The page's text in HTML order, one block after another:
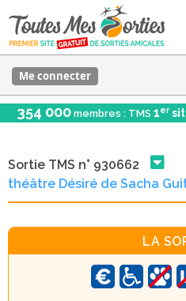
Me connecter
354 000 membres : TMS 1er
Sortie TMS n° 930662
théâtre Désiré de Sacha
LA